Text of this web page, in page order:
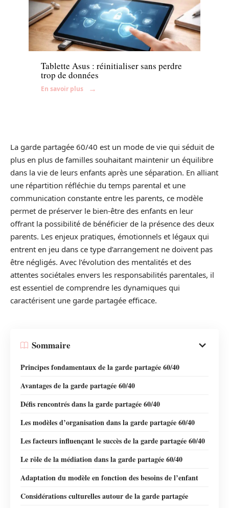
Enfant
Tablette Asus : réinitialiser sans perdre
trop de données
En savoir plus
La garde partagée 60/40 est un mode de vie qui séduit de
plus en plus de familles souhaitant maintenir un équilibre
dans la vie de leurs enfants après une séparation. En alliant
une répartition réfléchie du temps parental et une
communication constante entre les parents, ce modèle
permet de préserver le bien-être des enfants en leur
offrant la possibilité de bénéficier de la présence des deux
parents. Les enjeux pratiques, émotionnels et légaux qui
entrent en jeu dans ce type d’arrangement ne doivent pas
être négligés. Avec l’évolution des mentalités et des
attentes sociétales envers les responsabilités parentales, il
est essentiel de comprendre les dynamiques qui
caractérisent une garde partagée efficace.
Sommaire
Principes fondamentaux de la garde partagée 60/40
Avantages de la garde partagée 60/40
Défis rencontrés dans la garde partagée 60/40
Les modèles d’organisation dans la garde partagée 60/40
Les facteurs influençant le succès de la garde partagée 60/40
Le rôle de la médiation dans la garde partagée 60/40
Adaptation du modèle en fonction des besoins de l’enfant
Considérations culturelles autour de la garde partagée